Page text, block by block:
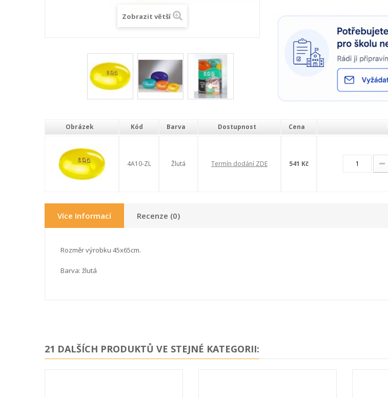
Zobrazit větší
Obrázek Kód Barva Dostupnost Cena
4A10-ZL Žlutá Termín dodání ZDE 541 Kč
Více Informací Recenze (0)
Rozměr výrobku 45x65cm.
Barva: žlutá
21 DALŠÍCH PRODUKTŮ VE STEJNÉ KATEGORII: